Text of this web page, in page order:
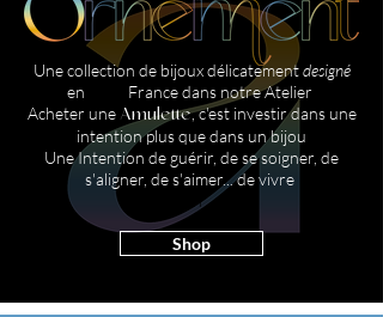
Une collection de bijoux délicatementdesigné
en France dans notre Atelier
Acheter une Amulette, c'est investir dans une
intention plus que dans un bijou
Une Intention de guérir, de se soigner, de
s'aligner, de s'aimer... de vivre
en
Shop